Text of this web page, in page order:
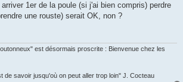
1er de la poule (si j'ai bien compris) perdre
une rouste) serait OK, non ?
est désormais proscrite : Bienvenue chez les
de savoir jusqu'où on peut aller trop loin" J. Cocteau